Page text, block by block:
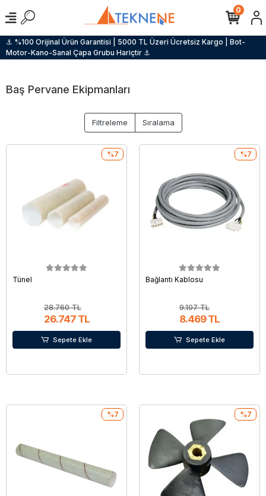
⚓ %100 Orijinal Ürün Garantisi | 5000 TL Üzeri Ücretsiz Kargo | Bot-
Motor-Kano-Sanal Çapa Grubu Hariçtir ⚓
0
Baş Pervane Ekipmanları
Filtreleme Sıralama
Tünel
28.760 TL
26.747 TL
%7
Sepete Ekle
Bağlantı Kablosu
9.107 TL
8.469 TL
%7
Sepete Ekle
%7 %7